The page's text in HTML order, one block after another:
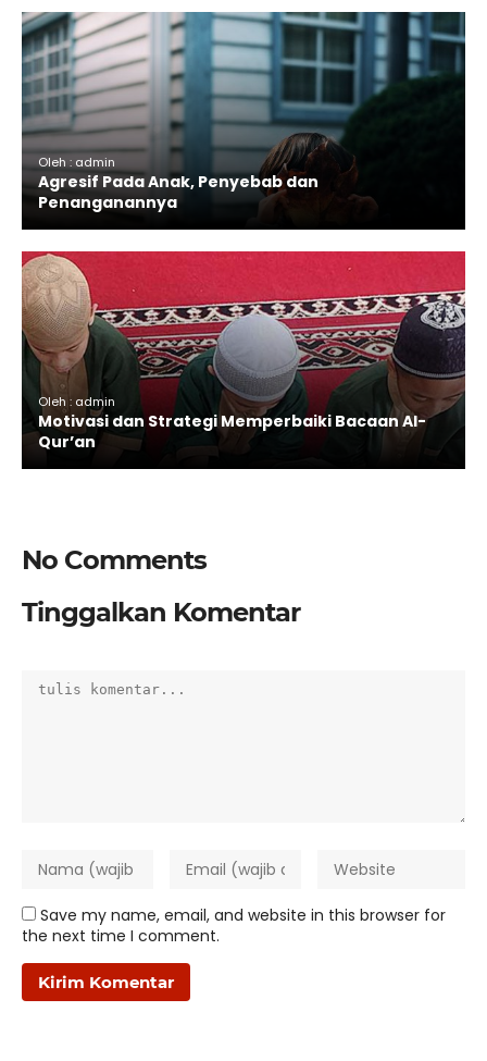
Oleh : admin
Agresif Pada Anak, Penyebab dan
Penanganannya
Oleh : admin
Motivasi dan Strategi Memperbaiki Bacaan Al-
Qur’an
No Comments
Tinggalkan Komentar
Save my name, email, and website in this browser for
the next time I comment.